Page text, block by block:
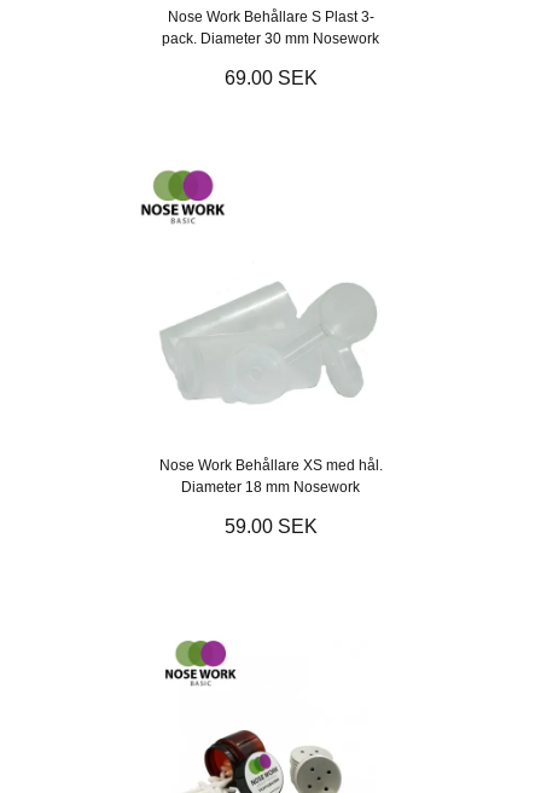
Nose Work Behållare S Plast 3-
pack. Diameter 30 mm Nosework
69.00 SEK
Nose Work Behållare XS med hål.
Diameter 18 mm Nosework
59.00 SEK